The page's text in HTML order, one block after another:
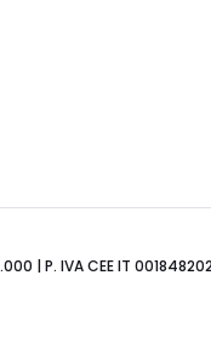
| P. IVA CEE IT